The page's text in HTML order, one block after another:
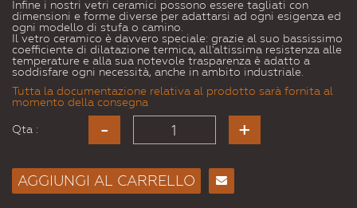
Infine i nostri vetri ceramici possono essere tagliati con
dimensioni e forme diverse per adattarsi ad ogni esigenza ed
ogni modello di stufa o camino.
Il vetro ceramico è davvero speciale: grazie al suo bassissimo
coefficiente di dilatazione termica, all'altissima resistenza alle
temperature e alla sua notevole trasparenza è adatto a
soddisfare ogni necessità, anche in ambito industriale.
Tutta la documentazione relativa al prodotto sarà fornita al
momento della consegna
Qta :
AGGIUNGI AL CARRELLO